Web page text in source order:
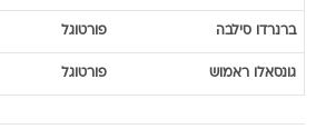
ברנרדו סילבה פורטוגל
גונסאלו ראמוש פורטוגל